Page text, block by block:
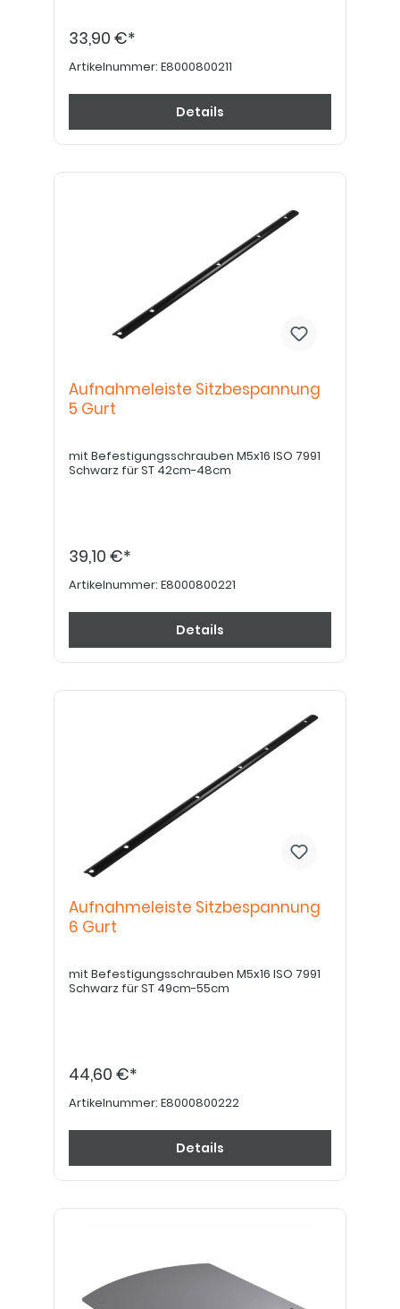
33,90 €*
Artikelnummer: E8000800211
Details
Aufnahmeleiste Sitzbespannung
5 Gurt
mit Befestigungsschrauben M5x16 ISO 7991
Schwarz für ST 42cm-48cm
39,10 €*
Artikelnummer: E8000800221
Details
Aufnahmeleiste Sitzbespannung
6 Gurt
mit Befestigungsschrauben M5x16 ISO 7991
Schwarz für ST 49cm-55cm
44,60 €*
Artikelnummer: E8000800222
Details